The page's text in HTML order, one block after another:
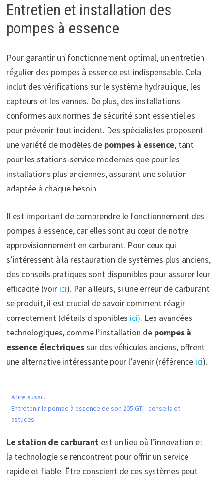
Entretien et installation des
pompes à essence
Pour garantir un fonctionnement optimal, un entretien
régulier des pompes à essence est indispensable. Cela
inclut des vérifications sur le système hydraulique, les
capteurs et les vannes. De plus, des installations
conformes aux normes de sécurité sont essentielles
pour prévenir tout incident. Des spécialistes proposent
une variété de modèles de pompes à essence, tant
pour les stations-service modernes que pour les
installations plus anciennes, assurant une solution
adaptée à chaque besoin.
Il est important de comprendre le fonctionnement des
pompes à essence, car elles sont au cœur de notre
approvisionnement en carburant. Pour ceux qui
s’intéressent à la restauration de systèmes plus anciens,
des conseils pratiques sont disponibles pour assurer leur
efficacité (voir ici). Par ailleurs, si une erreur de carburant
se produit, il est crucial de savoir comment réagir
correctement (détails disponibles ici). Les avancées
technologiques, comme l’installation de pompes à
essence électriquessur des véhicules anciens, offrent
une alternative intéressante pour l’avenir (référence ici).
A lire aussi...
Entretenir la pompe à essence de son 205 GTI : conseils et
astuces
Le station de carburantest un lieu où l’innovation et
la technologie se rencontrent pour offrir un service
rapide et fiable. Être conscient de ces systèmes peut